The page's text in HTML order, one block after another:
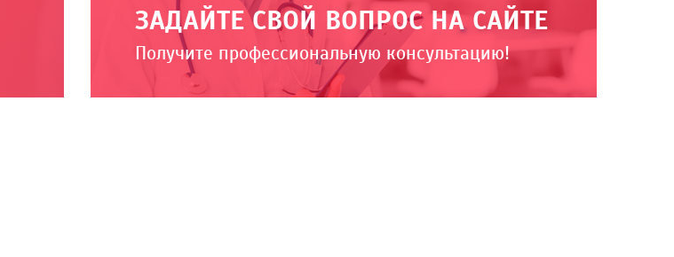
ЗАДАЙТЕ СВОЙ ВОПРОС НА САЙТЕ
Получите профессиональную консультацию!